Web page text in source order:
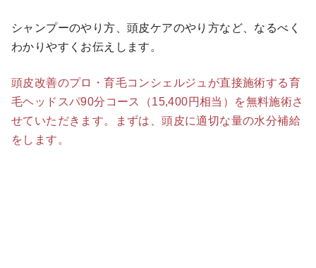
シャンプーのやり方、頭皮ケアのやり方など、なるべく
わかりやすくお伝えします。
頭皮改善のプロ・育毛コンシェルジュが直接施術する育
毛ヘッドスパ90分コース（15,400円相当）を無料施術さ
せていただきます。まずは、頭皮に適切な量の水分補給
をします。